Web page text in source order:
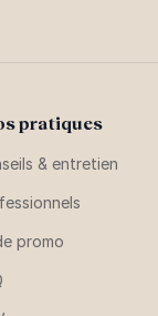
pratiques
& entretien
promo